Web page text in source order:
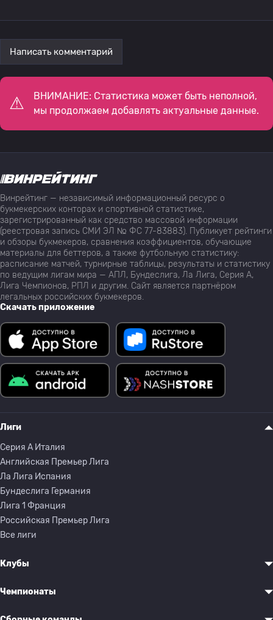
Написать комментарий
ВНИМАНИЕ: Статистика может быть неполной,
мы продолжаем добавлять актуальные данные.
Винрейтинг — независимый информационный ресурс о
букмекерских конторах и спортивной статистике,
зарегистрированный как средство массовой информации
(реестровая запись СМИ ЭЛ № ФС 77-83883). Публикует рейтинги
и обзоры букмекеров, сравнения коэффициентов, обучающие
материалы для беттеров, а также футбольную статистику:
расписание матчей, турнирные таблицы, результаты и статистику
по ведущим лигам мира — АПЛ, Бундеслига, Ла Лига, Серия А,
Лига Чемпионов, РПЛ и другим. Сайт является партнёром
легальных российских букмекеров.
Скачать приложение
Лиги
Серия A Италия
Английская Премьер Лига
Ла Лига Испания
Бундеслига Германия
Лига 1 Франция
Российская Премьер Лига
Все лиги
Клубы
Чемпионаты